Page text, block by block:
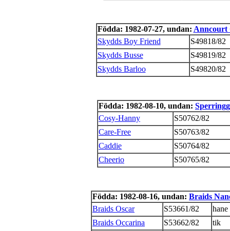
Födda: 1982-07-27, undan: Anncourt
Skydds Boy Friend
S49818/82
Skydds Busse
S49819/82
Skydds Barloo
S49820/82
Födda: 1982-08-10, undan:
Cosy-Hanny
S50762/82
Care-Free
S50763/82
Caddie
S50764/82
Cheerio
S50765/82
Födda: 1982-08-16, undan: Braids
Braids Oscar
S53661/82
hane
Braids Occarina
S53662/82
tik